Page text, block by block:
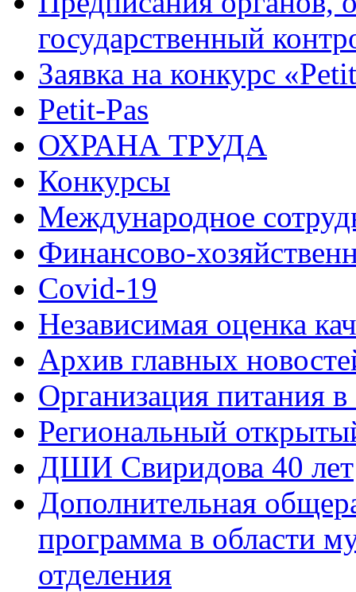
государственный
Заявка на конкурс
Petit-Pas
ОХРАНА ТРУДА
Конкурсы
Международное
Финансово-
Covid-19
Независимая оценка
Архив главных
Организация питания в
Региональный
ДШИ Свиридова 40 лет
Дополнительная
программа в области
отделения